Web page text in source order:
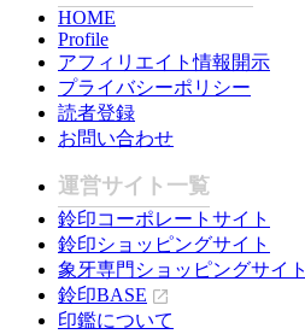
HOME
Profile
アフィリエイト情報開示
プライバシーポリシー
読者登録
お問い合わせ
運営サイト一覧
鈴印コーポレートサイト
鈴印ショッピングサイト
象牙専門ショッピングサイト
鈴印BASE
印鑑について